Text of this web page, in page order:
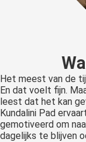
Het meest van de
En dat voelt fijn.
leest dat het kan
Kundalini Pad
gemotiveerd om
dagelijks te blijven